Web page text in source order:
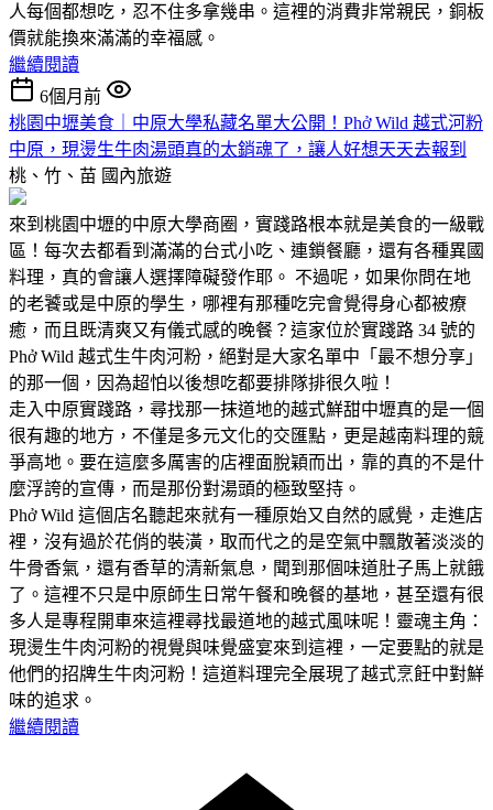
人每個都想吃，忍不住多拿幾串。這裡的消費非常親民，銅板
價就能換來滿滿的幸福感。
繼續閱讀
6個月前
桃園中壢美食｜中原大學私藏名單大公開！Phở Wild 越式河粉
中原，現燙生牛肉湯頭真的太銷魂了，讓人好想天天去報到
桃、竹、苗 國內旅遊
來到桃園中壢的中原大學商圈，實踐路根本就是美食的一級戰
區！每次去都看到滿滿的台式小吃、連鎖餐廳，還有各種異國
料理，真的會讓人選擇障礙發作耶。 不過呢，如果你問在地
的老饕或是中原的學生，哪裡有那種吃完會覺得身心都被療
癒，而且既清爽又有儀式感的晚餐？這家位於實踐路 34 號的
Phở Wild 越式生牛肉河粉，絕對是大家名單中「最不想分享」
的那一個，因為超怕以後想吃都要排隊排很久啦！
走入中原實踐路，尋找那一抹道地的越式鮮甜中壢真的是一個
很有趣的地方，不僅是多元文化的交匯點，更是越南料理的競
爭高地。要在這麼多厲害的店裡面脫穎而出，靠的真的不是什
麼浮誇的宣傳，而是那份對湯頭的極致堅持。
Phở Wild 這個店名聽起來就有一種原始又自然的感覺，走進店
裡，沒有過於花俏的裝潢，取而代之的是空氣中飄散著淡淡的
牛骨香氣，還有香草的清新氣息，聞到那個味道肚子馬上就餓
了。這裡不只是中原師生日常午餐和晚餐的基地，甚至還有很
多人是專程開車來這裡尋找最道地的越式風味呢！靈魂主角：
現燙生牛肉河粉的視覺與味覺盛宴來到這裡，一定要點的就是
他們的招牌生牛肉河粉！這道料理完全展現了越式烹飪中對鮮
味的追求。
繼續閱讀